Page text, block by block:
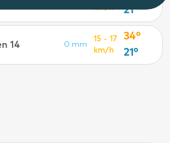
km/h
21°
14 0 mm
15 - 17
km/h
34°
21°